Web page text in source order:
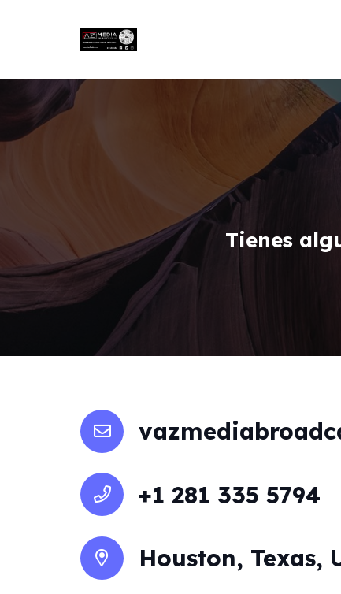
Tienes
+1 281 335 5794
Houston, Texas,